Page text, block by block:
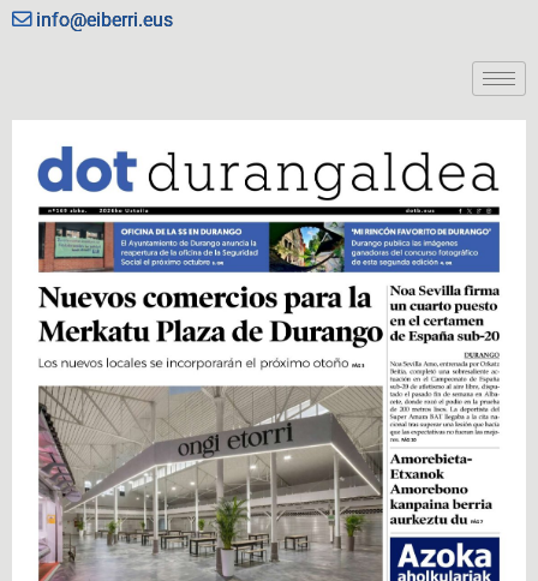
info@eiberri.eus